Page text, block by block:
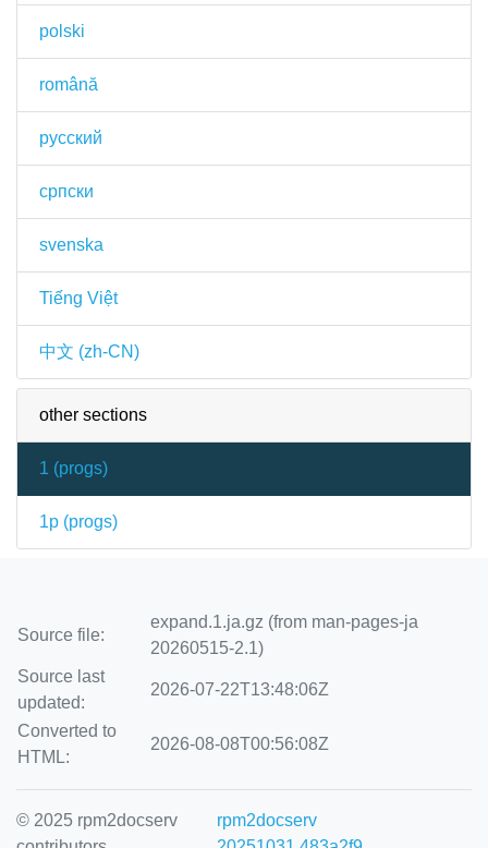
polski
română
русский
српски
svenska
Tiếng Việt
中文 (zh-CN)
other sections
1 (progs)
1p (progs)
Source file:
expand.1.ja.gz (from man-pages-ja
20260515-2.1)
Source last
updated:
2026-07-22T13:48:06Z
Converted to
HTML:
2026-08-08T00:56:08Z
© 2025 rpm2docserv
rpm2docserv